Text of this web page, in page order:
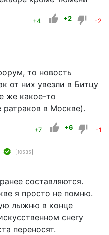
+4 +2 -2
то новость
от них увезли в Битцу
же какое-то
в Москве).
+7 +6 -1
10535
составляются.
я просто не помню.
лыжню в конце
снегу
переносят.